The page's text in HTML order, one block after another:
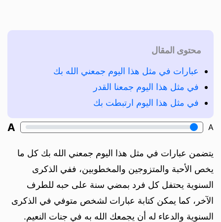
محتوى المقال
عبارات في مثل هذا اليوم جمعني الله بك
في مثل هذا اليوم جمعنا القدر
في مثل هذا اليوم ارتبطت بك
A
A
يتضمن عبارات في مثل هذا اليوم جمعني الله بك كل ما
يخص الأحبة والمتزوجين والمخطوبين، ففي الذكرى
السنوية يحتفل كل فرد بمضي سنة على حبه للطرف
الآخر، كما يمكن كتابة عبارات لشخص متوفي في الذكرى
السنوية والدعاء له أن يجمعك الله به في جنات النعيم.